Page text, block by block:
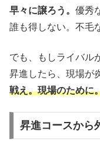
早々に譲ろう。 優秀
誰も得しない。不毛
でも、もしライバル
昇進したら、現場が
戦え。現場のために
昇進コースから